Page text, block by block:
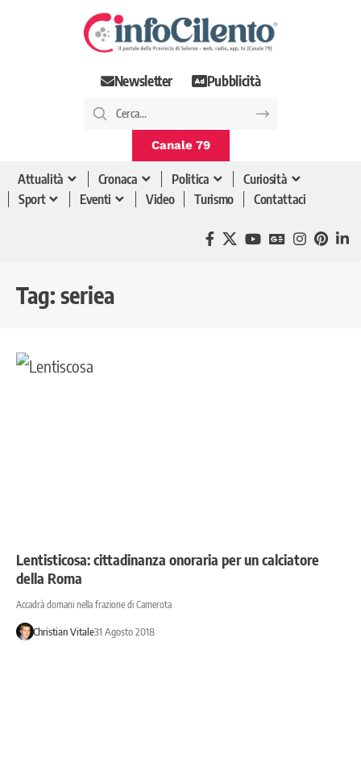
Newsletter Pubblicità
Canale 79
Attualità Cronaca Politica
Curiosità
Sport
Eventi Video Turismo Contattaci
Tag: seriea
Lentisticosa: cittadinanza onoraria per un calciatore
della Roma
Accadrà domani nella frazione di Camerota
Christian Vitale31 Agosto 2018